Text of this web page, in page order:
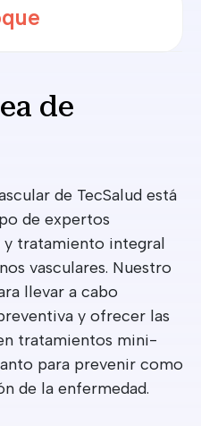
de
de TecSalud está
de expertos
y tratamiento integral
vasculares. Nuestro
llevar a cabo
y ofrecer las
tratamientos mini-
para prevenir como
de la enfermedad.